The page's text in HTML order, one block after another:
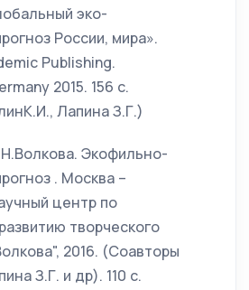
эко-
России, мира».
Publishing.
2015. 156 с.
Лапина З.Г.)
Экофильно-
. Москва –
центр по
творческого
2016. (Соавторы
З.Г. и др). 110 с.